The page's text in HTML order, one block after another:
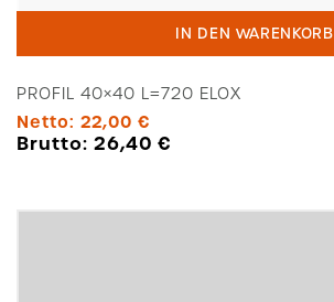
40x40
IN DEN WARENKORB
PROFIL 40×40 L=720 ELOX
Netto: 22,00 €
Brutto: 26,40€